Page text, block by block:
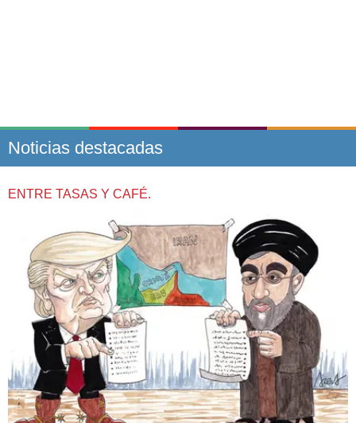
Noticias destacadas
ENTRE TASAS Y CAFÉ.